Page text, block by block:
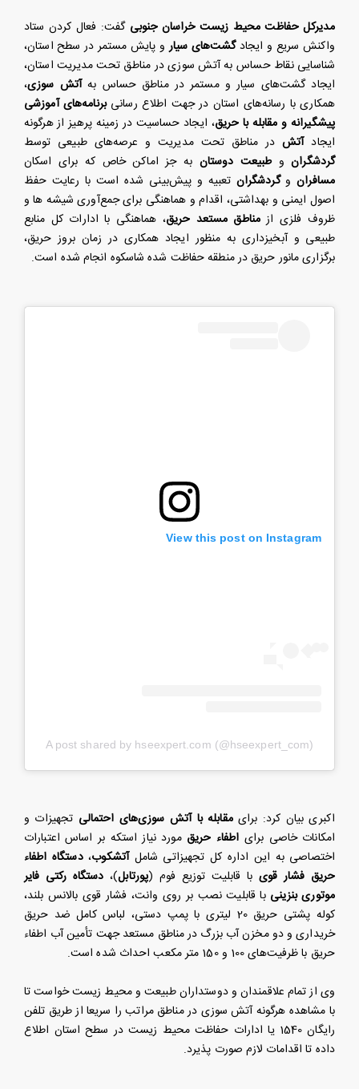
مدیرکل حفاظت محیط زیست خراسان جنوبیگفت: فعال کردن ستاد
واکنش سریع و ایجادگشت‌های سیارو پایش مستمر در سطح استان،
شناسایی نقاط حساس به آتش سوزی در مناطق تحت مدیریت استان،
ایجاد گشت‌های سیار و مستمر در مناطق حساس بهآتش سوزی،
همکاری با رسانه‌های استان در جهت اطلاع رسانیبرنامه‌های آموزشی
پیشگیرانه و مقابله با حریق، ایجاد حساسیت در زمینه پرهیز از هرگونه
ایجادآتشدر مناطق تحت مدیریت و عرصه‌های طبیعی توسط
گردشگرانو طبیعت دوستانبه جز اماکن خاص که برای اسکان
مسافرانو گردشگرانتعبیه و پیش‌بینی شده است با رعایت حفظ
اصول ایمنی و بهداشتی، اقدام و هماهنگی برای جمع‌آوری شیشه ها و
ظروف فلزی از مناطق مستعد حریق، هماهنگی با ادارات کل منابع
طبیعی و آبخیزداری به منظور ایجاد همکاری در زمان بروز حریق،
برگزاری مانور حریق در منطقه حفاظت شده شاسکوه انجام شده است.
View this post on Instagram
A post shared by hseexpert.com (@hseexpert_com
اکبری بیان کرد: برایمقابله با آتش سوزی‌های احتمالیتجهیزات و
امکانات خاصی برایاطفاء حریقمورد نیاز استکه بر اساس اعتبارات
اختصاصی به این اداره کل تجهیزاتی شاملآتشکوب،دستگاه اطفاء
حریق فشار قویبا قابلیت توزیع فوم (پورتابل)،دستگاه رکتی فایر
موتوری بنزینیبا قابلیت نصب بر روی وانت، فشار قوی بالانس بلند،
کوله پشتی حریق 20 لیتری با پمپ دستی، لباس کامل ضد حریق
خریداری و دو مخزن آب بزرگ در مناطق مستعد جهت تأمین آب اطفاء
حریق با ظرفیت‌های 100 و 150 متر مکعب احداث شده است.
وی از تمام علاقمندان و دوستداران طبیعت و محیط زیست خواست تا
با مشاهده هرگونه آتش سوزی در مناطق مراتب را سریعا از طریق تلفن
رایگان 1540 یا ادارات حفاظت محیط زیست در سطح استان اطلاع
داده تا اقدامات لازم صورت پذیرد.